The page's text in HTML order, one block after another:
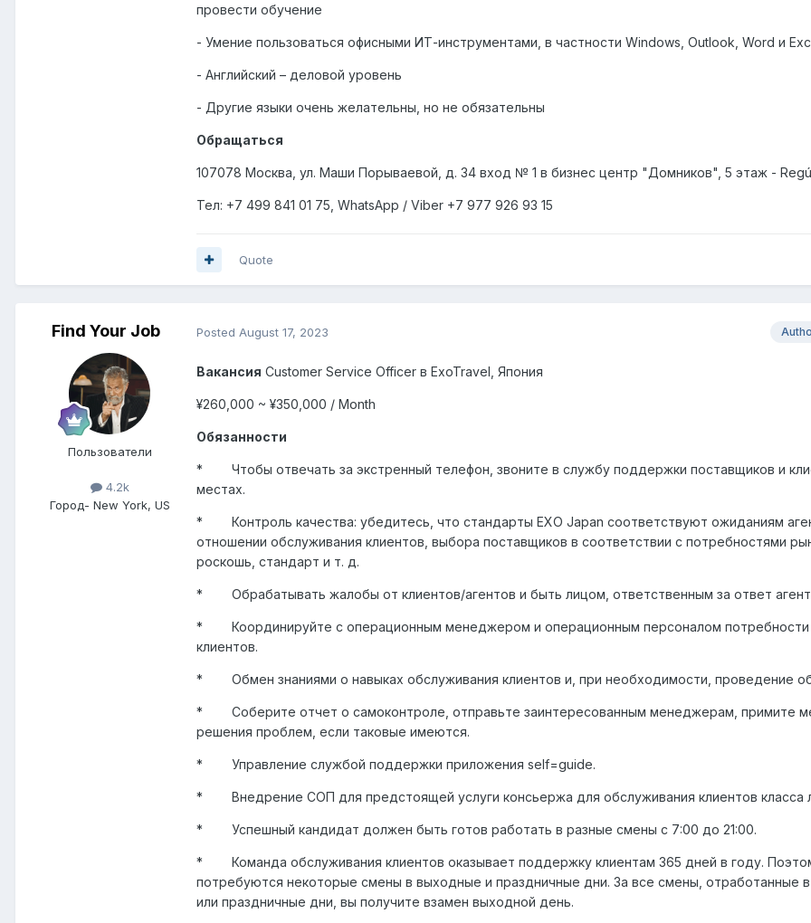
провести обучение
- Умение пользоваться офисными ИТ-инструментами, в частности Windows, Outlook, Word и
- Английский – деловой уровень
- Другие языки очень желательны, но не обязательны
Обращаться
107078 Москва, ул. Маши Порываевой, д. 34 вход № 1 в бизнес центр "Домников", 5 этаж -
Тел: +7 499 841 01 75, WhatsApp / Viber +7 977 926 93 15
Quote
Find Your Job
Пользователи
4.2k
Город- New York, US
Posted August 17, 2023
Вакансия Customer Service Officer в ExoTravel, Япония
¥260,000 ~ ¥350,000 / Month
Обязанности
*
Чтобы отвечать за экстренный телефон, звоните в службу поддержки поставщиков и
местах.
*
Контроль качества: убедитесь, что стандарты EXO Japan соответствуют ожиданиям
отношении обслуживания клиентов, выбора поставщиков в соответствии с потребностями
роскошь, стандарт и т. д.
* Обрабатывать жалобы от клиентов/агентов и быть лицом, ответственным за ответ
*
Координируйте с операционным менеджером и операционным персоналом
клиентов.
* Обмен знаниями о навыках обслуживания клиентов и, при необходимости, проведение
*
Соберите отчет о самоконтроле, отправьте заинтересованным менеджерам, примите
решения проблем, если таковые имеются.
* Управление службой поддержки приложения self=guide.
* Внедрение СОП для предстоящей услуги консьержа для обслуживания клиентов класса
* Успешный кандидат должен быть готов работать в разные смены с 7:00 до 21:00.
*
Команда обслуживания клиентов оказывает поддержку клиентам 365 дней в году.
потребуются некоторые смены в выходные и праздничные дни. За все смены, отработанные
или праздничные дни, вы получите взамен выходной день.